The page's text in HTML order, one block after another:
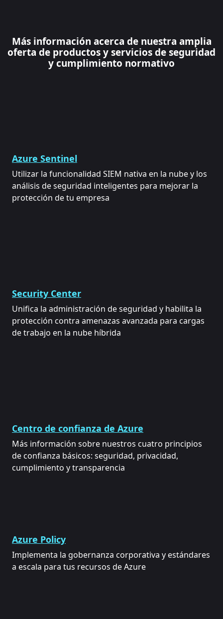
Más información acerca de nuestra amplia
oferta de productos y servicios de seguridad
y cumplimiento normativo
Azure Sentinel
Utilizar la funcionalidad SIEM nativa en la nube y los
análisis de seguridad inteligentes para mejorar la
protección de tu empresa
Security Center
Unifica la administración de seguridad y habilita la
protección contra amenazas avanzada para cargas
de trabajo en la nube híbrida
Centro de confianza de Azure
Más información sobre nuestros cuatro principios
de confianza básicos: seguridad, privacidad,
cumplimiento y transparencia
Azure Policy
Implementa la gobernanza corporativa y estándares
a escala para tus recursos de Azure